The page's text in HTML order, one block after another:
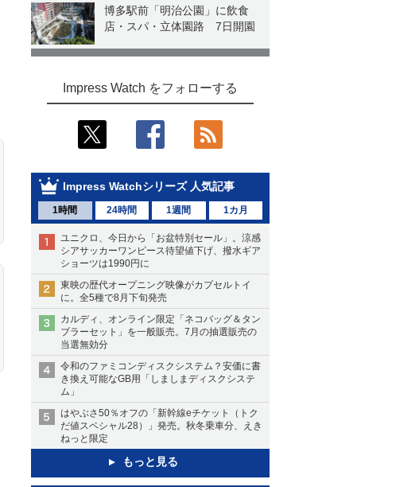
博多駅前「明治公園」に飲食
店・スパ・立体園路 7日開園
Impress Watch をフォローする
Impress Watchシリーズ 人気記事
1時間 24時間 1週間 1カ月
ユニクロ、今日から「お盆特別セール」。涼感
シアサッカーワンピース待望値下げ、撥水ギア
ショーツは1990円に
東映の歴代オープニング映像がカプセルトイ
に。全5種で8月下旬発売
カルディ、オンライン限定「ネコバッグ＆タン
ブラーセット」を一般販売。7月の抽選販売の
当選無効分
令和のファミコンディスクシステム？安価に書
き換え可能なGB用「しましまディスクシステ
ム」
はやぶさ50％オフの「新幹線eチケット（トク
だ値スペシャル28）」発売。秋冬乗車分、えき
ねっと限定
もっと見る